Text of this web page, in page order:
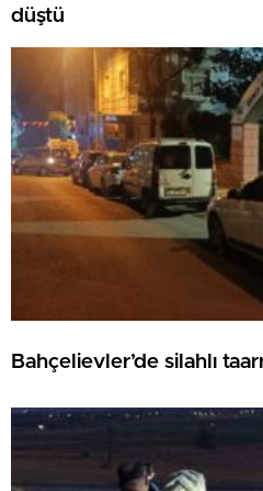
düştü
Bahçelievler’de silahlı